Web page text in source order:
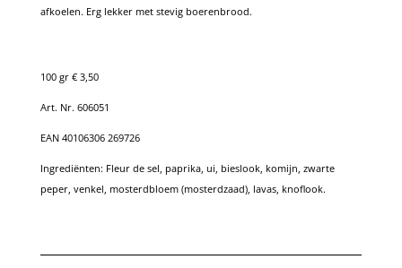
afkoelen. Erg lekker met stevig boerenbrood.
100 gr € 3,50
Art. Nr. 606051
EAN 40106306 269726
Ingrediënten: Fleur de sel, paprika, ui, bieslook, komijn, zwarte
peper, venkel, mosterdbloem (mosterdzaad), lavas, knoflook.